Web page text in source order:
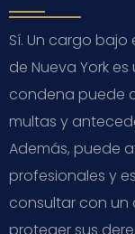
Sí. Un cargo bajo
de Nueva York
condena puede
multas y
Además, puede
profesionales y
consultar con
proteger sus